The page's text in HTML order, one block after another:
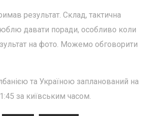
результат. Склад, тактична
давати поради, особливо коли
на фото. Можемо обговорити
та Україною запланований на
за київським часом.